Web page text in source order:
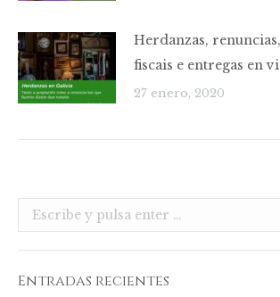
Herdanzas,
fiscais e entregas en
27 enero, 2020
Buscar:
Entradas recientes